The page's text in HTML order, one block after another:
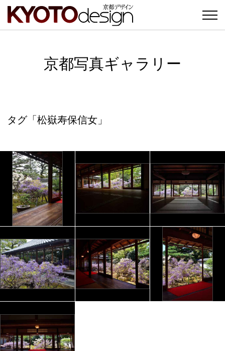
京都写真ギャラリー
タグ「松嶽寿保信女」